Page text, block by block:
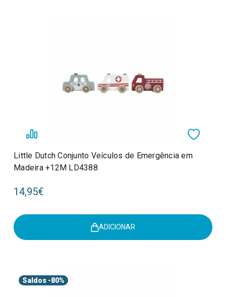
Little Dutch Conjunto Veículos de Emergência em
Madeira +12M LD4388
14,95€
ADICIONAR
Saldos -80%